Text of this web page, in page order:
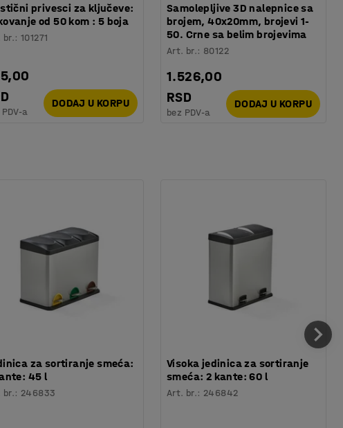
privesci za ključeve:
od 50 kom : 5 boja
br.:101271
a
DODAJ U KORPU
Samolepljive 3D nalepnice sa
brojem, 40x20mm, brojevi 1-
50. Crne sa belim brojevima
Art. br.: 80122
1.526,00
RSD
bez PDV-a
DODAJ U KORPU
za sortiranje smeća:
45 l
br.: 246833
Visoka jedinica za sortiranje
smeća: 2 kante: 60 l
Art. br.: 246842